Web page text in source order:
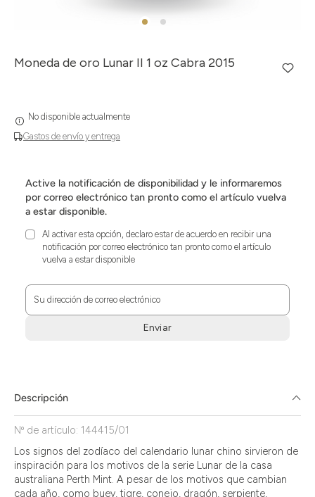
Moneda de oro Lunar II 1 oz Cabra 2015
Gastos de envío y entrega
No disponible actualmente
Active la notificación de disponibilidad y le informaremos
por correo electrónico tan pronto como el artículo vuelva
a estar disponible.
Al activar esta opción, declaro estar de acuerdo en recibir una
notificación por correo electrónico tan pronto como el artículo
vuelva a estar disponible
Su dirección de correo electrónico
Enviar
die
Zustimmung
aktivieren.
Descripción
Nº de artículo: 144415/01
Los signos del zodíaco del calendario lunar chino sirvieron de
inspiración para los motivos de la serie Lunar de la casa
australiana Perth Mint. A pesar de los motivos que cambian
cada año, como buey, tigre, conejo, dragón, serpiente,